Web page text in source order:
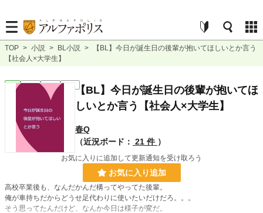
TOP > 小説 > BL小説 >
【BL】今日が誕生日の後輩が抱いてほしいとか言う
【社会人×大学生】
BL 完結 短編
【BL】今日が誕生日の後輩が抱いてほ
しいとか言う【社会人×大学生】
春Q
（近況ボード： 21 件 ）
お気に入りに追加して更新通知を受け取ろう
お気に入り追加
高校卒業後も、なんだかんだ構ってやってた後輩。
俺が車持ちだからどうせ足代わりに使いたいだけだろ。。。
そう思ってたんだけど、なんか今日は様子が変だ。